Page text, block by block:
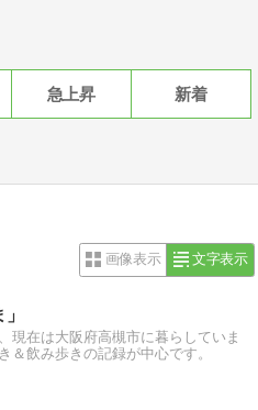
急上昇 新着
画像表示 文字表示
現在は大阪府高槻市に暮らしていま
＆飲み歩きの記録が中心です。